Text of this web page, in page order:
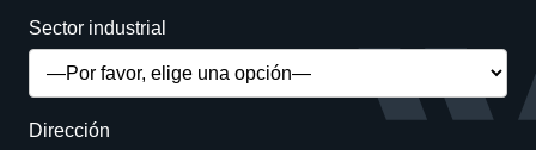
Sector industrial
Dirección